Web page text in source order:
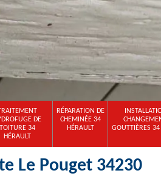
DE
TOITURE 34
HÉRAULT
RÉPARATION DE
CHEMINÉE 34
HÉRAULT
GOUTTIÈRES 34
Le Pouget 34230